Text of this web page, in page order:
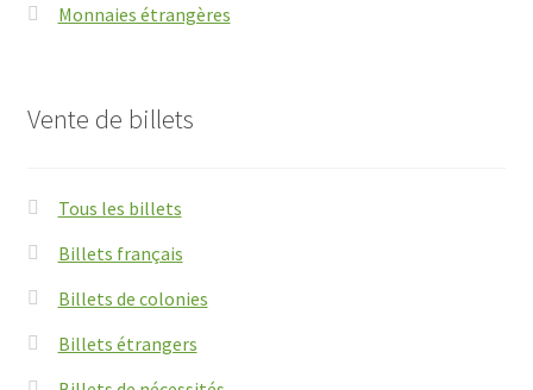
Monnaies étrangères
Vente de billets
Tous les billets
Billets français
Billets de colonies
Billets étrangers